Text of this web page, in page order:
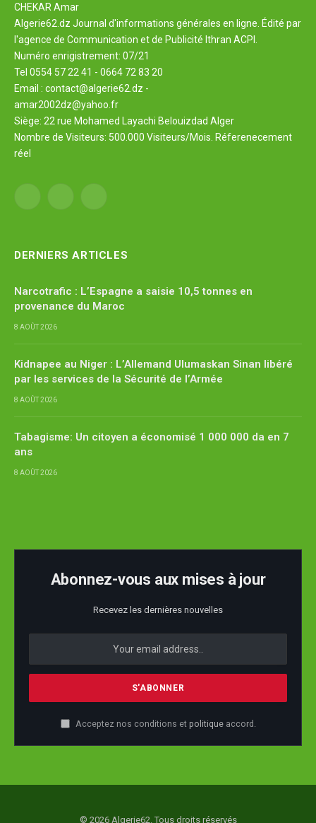
CHEKAR Amar
Algerie62.dz Journal d'informations générales en ligne. Édité par
l'agence de Communication et de Publicité Ithran ACPI.
Numéro enrigistrement: 07/21
Tel 0554 57 22 41 - 0664 72 83 20
Email : contact@algerie62.dz -
amar2002dz@yahoo.fr
Siège: 22 rue Mohamed Layachi Belouizdad Alger
Nombre de Visiteurs: 500.000 Visiteurs/Mois. Réferenecement
réel
Facebook YouTube
DERNIERS ARTICLES
Narcotrafic : L’Espagne a saisie 10,5 tonnes en
provenance du Maroc
8 AOÛT 2026
Kidnapee au Niger : L’Allemand Ulumaskan Sinan libéré
par les services de la Sécurité de l’Armée
8 AOÛT 2026
Tabagisme: Un citoyen a économisé 1 000 000 da en 7
ans
8 AOÛT 2026
Abonnez-vous aux mises à jour
Recevez les dernières nouvelles
Acceptez nos conditions et politiqueaccord.
© 2026 Algerie62. Tous droits réservés